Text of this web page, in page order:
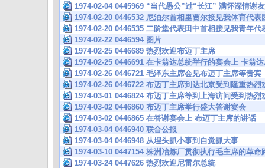
1974-02-04 0445969 “当代愚公”过“长江” 满怀深情
1974-02-20 0446532 尼泊尔首相里贾尔接见我体育代表
1974-02-20 0446535 二阶堂代表田中首相接见我青年代
1974-02-22 0446594 图片
1974-02-25 0446689 热烈欢迎布迈丁主席
1974-02-25 0446691 在卡翁达总统举行的宴会上 卡翁
1974-02-26 0446721 毛泽东主席会见布迈丁主席等贵宾
1974-02-26 0446722 布迈丁主席到达北京受到隆重热烈
1974-03-01 0446824 布迈丁主席等到上海访问受到热烈
1974-03-02 0446860 布迈丁主席举行盛大答谢宴会
1974-03-02 0446865 在答谢宴会上 布迈丁主席的讲话
1974-03-04 0446940 联合公报
1974-03-04 0446948 从埋头抓小事到自觉抓大事
1974-03-10 0447154 株洲冶炼厂贯彻执行毛主席的革
1974-03-24 0447626 热烈欢迎尼雷尔总统